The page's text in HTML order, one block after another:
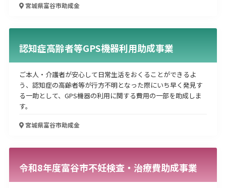
宮城県富谷市助成金
認知症高齢者等GPS機器利用助成事業
ご本人・介護者が安心して日常生活をおくることができるよ
う、認知症の高齢者等が行方不明となった際にいち早く発見す
る一助として、GPS機器の利用に関する費用の一部を助成しま
す。
宮城県富谷市助成金
令和8年度富谷市不妊検査・治療費助成事業